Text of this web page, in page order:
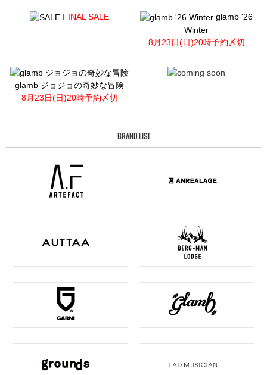
FINAL SALE
glamb '26
Winter
8月23日(日)20時予約〆切
glamb ジョジョの奇妙な冒険
8月23日(日)20時予約〆切
BRAND LIST